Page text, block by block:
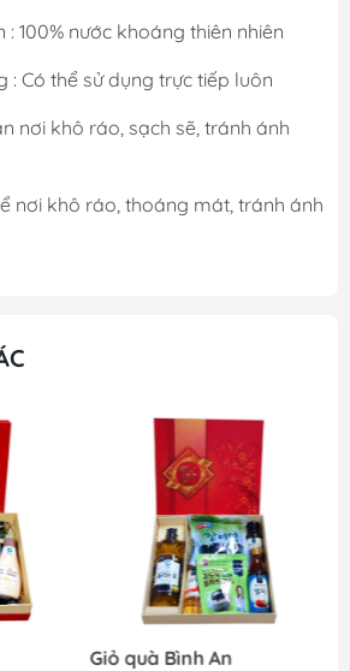
100% nước khoáng thiên nhiên
: Có thể sử dụng trực tiếp luôn
nơi khô ráo, sạch sẽ, tránh ánh
nơi khô ráo, thoáng mát, tránh ánh
Giỏ quà Bình An